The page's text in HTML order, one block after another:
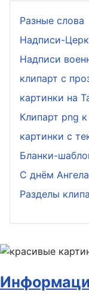
Разные слова
Надписи-
Надписи
клипарт с
картинки на
Клипарт png
картинки с
Бланки-
С днём
Разделы